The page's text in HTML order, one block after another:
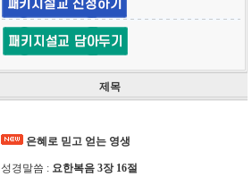
제목
은혜로 믿고 얻는 영생
성경말씀 : 요한복음 3장 16절